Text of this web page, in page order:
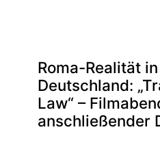
Roma-Realität in
Deutschland:
Law“ –
anschließender